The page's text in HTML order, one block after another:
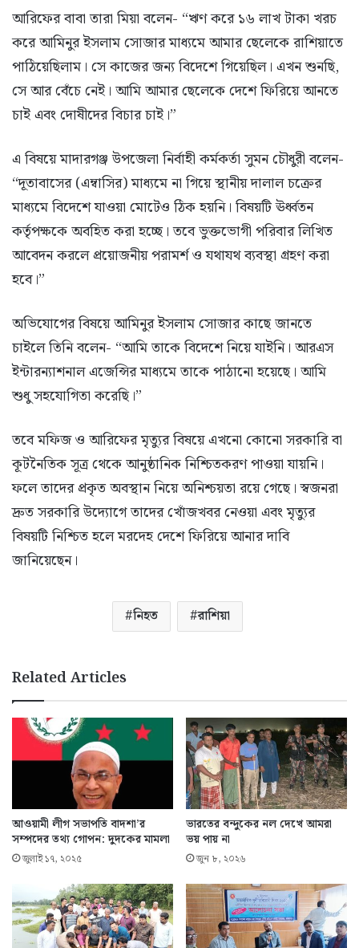
আরিফের বাবা তারা মিয়া বলেন- “ঋণ করে ১৬ লাখ টাকা খরচ
করে আমিনুর ইসলাম সোজার মাধ্যমে আমার ছেলেকে রাশিয়াতে
পাঠিয়েছিলাম। সে কাজের জন্য বিদেশে গিয়েছিল। এখন শুনছি,
সে আর বেঁচে নেই। আমি আমার ছেলেকে দেশে ফিরিয়ে আনতে
চাই এবং দোষীদের বিচার চাই।”
এ বিষয়ে মাদারগঞ্জ উপজেলা নির্বাহী কর্মকর্তা সুমন চৌধুরী বলেন-
“দূতাবাসের (এম্বাসির) মাধ্যমে না গিয়ে স্থানীয় দালাল চক্রের
মাধ্যমে বিদেশে যাওয়া মোটেও ঠিক হয়নি। বিষয়টি ঊর্ধ্বতন
কর্তৃপক্ষকে অবহিত করা হচ্ছে। তবে ভুক্তভোগী পরিবার লিখিত
আবেদন করলে প্রয়োজনীয় পরামর্শ ও যথাযথ ব্যবস্থা গ্রহণ করা
হবে।”
অভিযোগের বিষয়ে আমিনুর ইসলাম সোজার কাছে জানতে
চাইলে তিনি বলেন- “আমি তাকে বিদেশে নিয়ে যাইনি। আরএস
ইন্টারন্যাশনাল এজেন্সির মাধ্যমে তাকে পাঠানো হয়েছে। আমি
শুধু সহযোগিতা করেছি।”
তবে মফিজ ও আরিফের মৃত্যুর বিষয়ে এখনো কোনো সরকারি বা
কূটনৈতিক সূত্র থেকে আনুষ্ঠানিক নিশ্চিতকরণ পাওয়া যায়নি।
ফলে তাদের প্রকৃত অবস্থান নিয়ে অনিশ্চয়তা রয়ে গেছে। স্বজনরা
দ্রুত সরকারি উদ্যোগে তাদের খোঁজখবর নেওয়া এবং মৃত্যুর
বিষয়টি নিশ্চিত হলে মরদেহ দেশে ফিরিয়ে আনার দাবি
জানিয়েছেন।
নিহত রাশিয়া
Related Articles
আওয়ামী লীগ সভাপতি বাদশা’র
সম্পদের তথ্য গোপন: দুদকের মামলা
জুলাই ১৭, ২০২৫
ভারতের বন্দুকের নল দেখে আমরা
ভয় পায় না
জুন ৮, ২০২৬